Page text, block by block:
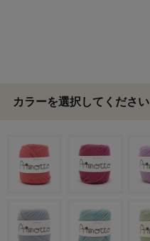
カラーを選択してください